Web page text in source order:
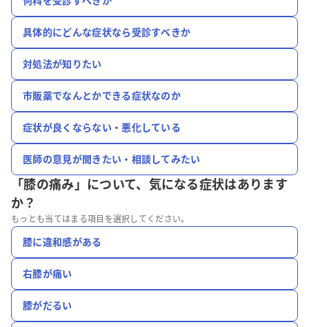
具体的にどんな症状なら受診すべきか
対処法が知りたい
市販薬でなんとかできる症状なのか
症状が良くならない・悪化している
医師の意見が聞きたい・相談してみたい
「膝の痛み」について、 気になる症状はあります
か？
もっとも当てはまる項目を選択してください。
膝に違和感がある
右膝が痛い
膝がだるい